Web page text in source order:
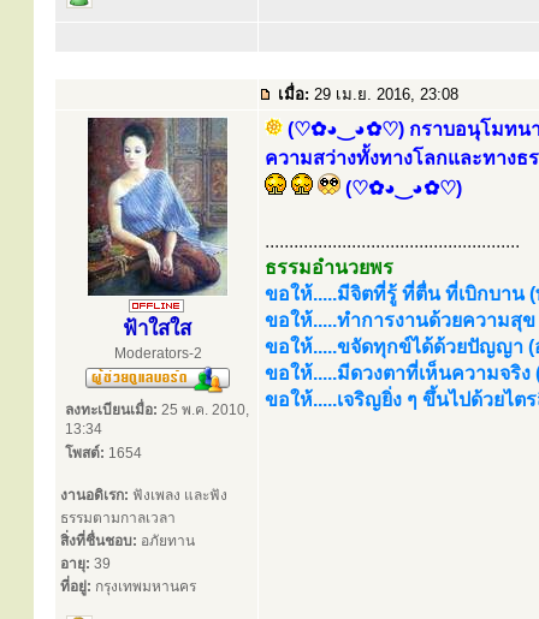
เมื่อ: 29 เม.ย. 2016, 23:08
ฟ้าใสใส
Moderators-2
ลงทะเบียนเมื่อ: 25 พ.ค. 2010,
13:34
โพสต์: 1654
งานอดิเรก: ฟังเพลง และฟัง
ธรรมตามกาลเวลา
สิ่งที่ชื่นชอบ: อภัยทาน
อายุ: 39
ที่อยู่: กรุงเทพมหานคร
(♡✿◕‿◕✿♡) กราบอนุโมทนา
ความสว่างทั้งทางโลกและทางธ
(♡✿◕‿◕✿♡)
.....................................................
ธรรมอำนวยพร
ขอให้.....มีจิตที่รู้ ที่ตื่น ที่เบิกบาน
ขอให้.....ทำการงานด้วยความสุ
ขอให้.....ขจัดทุกข์ได้ด้วยปัญญา (
ขอให้.....มีดวงตาที่เห็นความจริ
ขอให้.....เจริญยิ่ง ๆ ขึ้นไปด้วยไ